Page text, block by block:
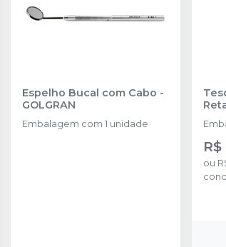
Espelho Bucal com Cabo -
GOLGRAN
Embalagem com 1 unidade
R$
ou